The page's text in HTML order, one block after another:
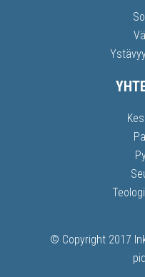
© Copyright 2017